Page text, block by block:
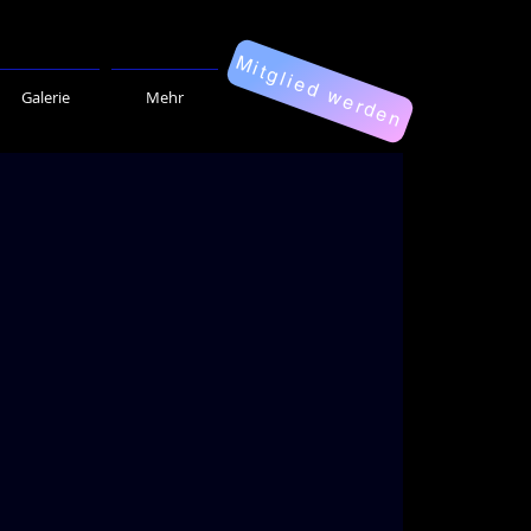
Galerie Mehr Mitglied werden